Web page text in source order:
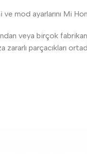
mod ayarlarını Mi
veya birçok
zararlı parçacıkları